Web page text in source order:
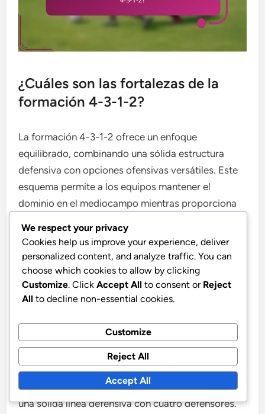
¿Cuáles son las fortalezas de la
formación 4-3-1-2?
La formación 4-3-1-2 ofrece un enfoque
equilibrado, combinando una sólida estructura
defensiva con opciones ofensivas versátiles. Este
esquema permite a los equipos mantener el
dominio en el mediocampo mientras proporciona
oponentes.
Flexibilidad en las fases ofensivas y
defensivas
La formación 4-3-1-2 destaca por su capacidad
para alternar entre estrategias ofensivas y
defensivas sin problemas. Los equipos pueden
utilizar a los dos delanteros para presionar alto y
crear oportunidades de gol mientras mantienen
una sólida línea defensiva con cuatro defensores.
We respect your privacy
Cookies help us improve your experience, deliver
personalized content, and analyze traffic. You can
choose which cookies to allow by clicking
Customize. Click Accept All to consent or Reject
All to decline non-essential cookies.
Customize
Reject All
Accept All